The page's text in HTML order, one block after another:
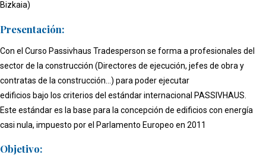
Bizkaia)
Presentación:
Con el Curso Passivhaus Tradesperson se forma a profesionales del
sector de la construcción (Directores de ejecución, jefes de obra y
contratas de la construcción...) para poder ejecutar
edificios bajo los criterios del estándar internacional PASSIVHAUS.
Este estándar es la base para la concepción de edificios con energía
casi nula, impuesto por el Parlamento Europeo en 2011
Objetivo: